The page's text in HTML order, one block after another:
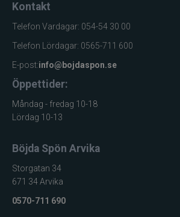
Kontakt
Telefon Vardagar: 054-54 30 00
Telefon Lördagar: 0565-711 600
E-post:info@bojdaspon.se
Öppettider:
Måndag - fredag 10-18
Lördag 10-13
Böjda Spön Arvika
Storgatan 34
671 34 Arvika
0570-711 690